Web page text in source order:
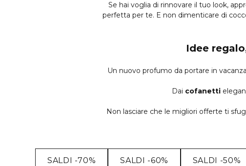
Se hai voglia di rinnovare il tuo look,
perfetta per te. E non dimenticare di
Idee
Un nuovo profumo da portare in
Dai cofanetti
Non lasciare che le migliori offerte ti
SALDI -70% SALDI -60% SALDI -50%